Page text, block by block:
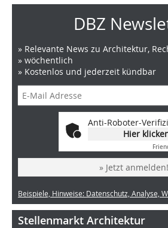
DBZ
» Relevante News zu Architektur,
» wöchentlich
» Kostenlos und jederzeit kündbar
Anti-Roboter-
Hier
» Jetzt anmelden!
Beispiele, Hinweise: Datenschutz, Analyse,
Stellenmarkt Architektur